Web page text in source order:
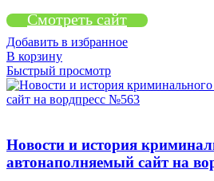
Смотреть сайт
Добавить в избранное
В корзину
Быстрый просмотр
Новости и история
автонаполняемый сайт на